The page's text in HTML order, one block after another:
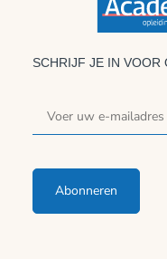
SCHRIJF JE IN VOOR
Abonneren